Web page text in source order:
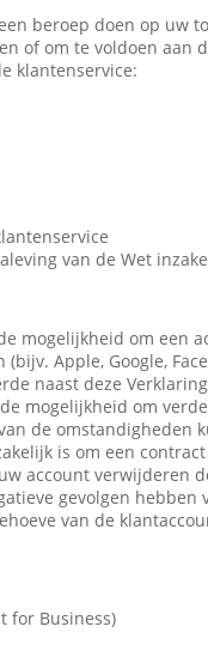
beroep doen op uw
of om te voldoen aan
klantenservice:
van de Wet
mogelijkheid om een
Apple, Google,
naast deze
mogelijkheid om
de omstandigheden
is om een
account verwijderen
gevolgen
van de
for Business)